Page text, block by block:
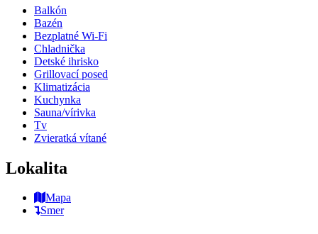
Balkón
Bazén
Bezplatné Wi-Fi
Chladnička
Detské ihrisko
Grillovací posed
Klimatizácia
Kuchynka
Sauna/vírivka
Tv
Zvieratká vítané
Lokalita
Mapa
Smer